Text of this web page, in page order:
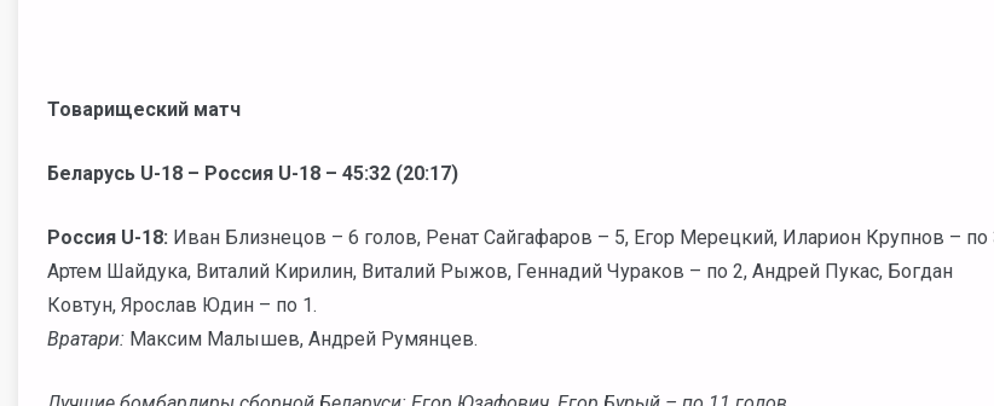
Товарищеский матч
Беларусь U-18 – Россия U-18 – 45:32 (20:17)
Россия U-18: Иван Близнецов – 6 голов, Ренат Сайгафаров – 5, Егор Мерецкий, Иларион Крупнов – по
Артем Шайдука, Виталий Кирилин, Виталий Рыжов, Геннадий Чураков – по 2, Андрей Пукас, Богдан
Ковтун, Ярослав Юдин – по 1.
Вратари: Максим Малышев, Андрей Румянцев.